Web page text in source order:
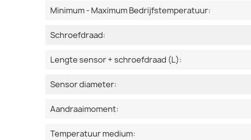
Minimum - Maximum Bedrijfstemperatuur:
Schroefdraad:
Lengte sensor + schroefdraad (L):
Sensor diameter:
Aandraaimoment:
Temperatuur medium: